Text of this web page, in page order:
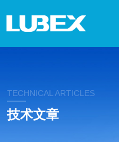
TECHNICAL ARTICLES
技术文章